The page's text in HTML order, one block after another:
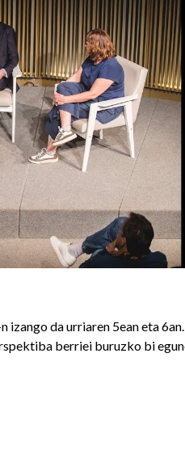
da urriaren 5ean eta
berriei buruzko bi